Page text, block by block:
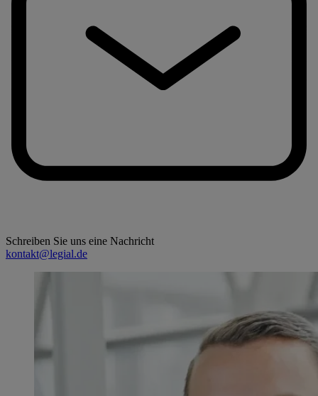
Schreiben Sie uns eine Nachricht
kontakt@legial.de